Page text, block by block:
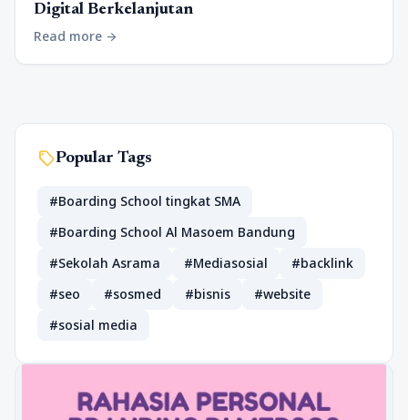
Digital Berkelanjutan
Read more arrow_forward
sellPopular Tags
#Boarding School tingkat SMA
#Boarding School Al Masoem Bandung
#Sekolah Asrama
#Mediasosial
#backlink
#seo
#sosmed #bisnis
#website
#sosial media